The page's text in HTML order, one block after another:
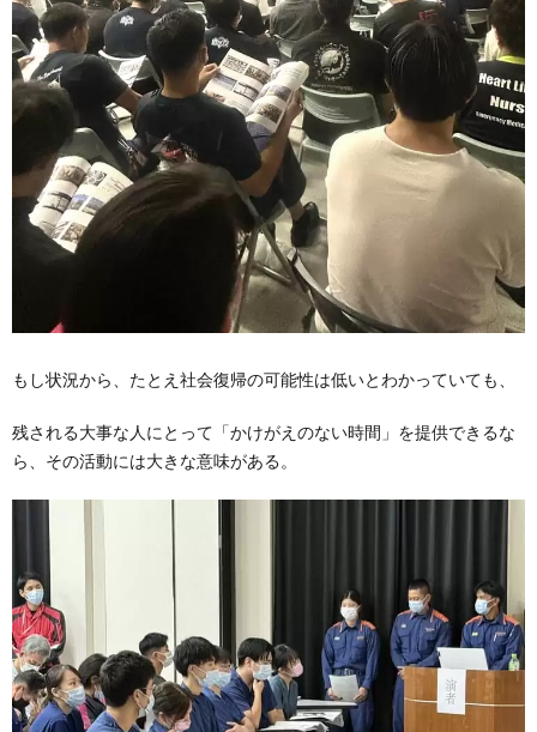
もし状況から、たとえ社会復帰の可能性は低いとわかっていても、
残される大事な人にとって「かけがえのない時間」を提供できるな
ら、その活動には大きな意味がある。